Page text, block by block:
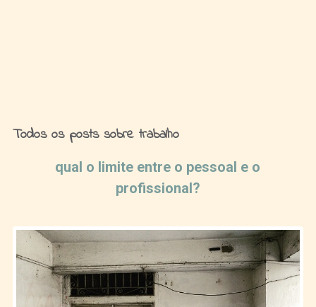
Todos os posts sobre trabalho
qual o limite entre o pessoal e o
profissional?